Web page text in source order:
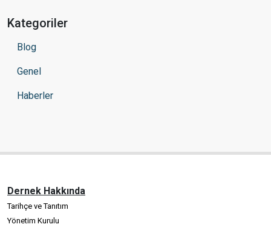
Kategoriler
Blog
Genel
Haberler
Dernek Hakkında
Tarihçe ve Tanıtım
Yönetim Kurulu